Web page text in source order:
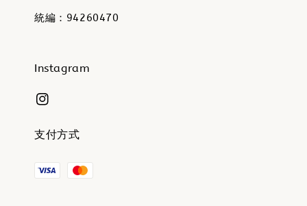
統編：94260470
Instagram
支付方式